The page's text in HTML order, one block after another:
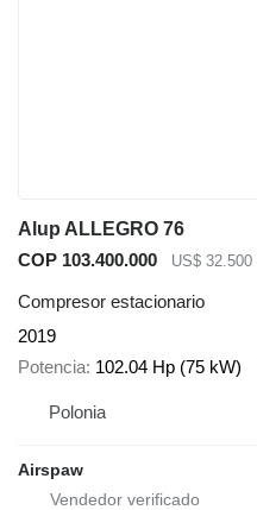
Alup ALLEGRO 76
COP 103.400.000
US$ 32.500
Compresor estacionario
2019
Potencia 102.04 Hp (75 kW)
Polonia
Airspaw